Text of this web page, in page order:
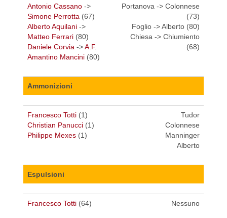
Antonio Cassano ->
Simone Perrotta (67)
Alberto Aquilani ->
Matteo Ferrari (80)
Daniele Corvia ->A.F.
Amantino Mancini (80)
Portanova -> Colonnese
(73)
Foglio -> Alberto (80)
Chiesa -> Chiumiento
(68)
Ammonizioni
Francesco Totti (1)
Christian Panucci (1)
Philippe Mexes (1)
Tudor
Colonnese
Manninger
Alberto
Espulsioni
Francesco Totti (64) Nessuno